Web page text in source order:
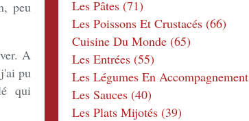
peu
A
pu
qui
Les Pâtes (71)
Les Poissons Et Crustacés (66)
Cuisine Du Monde (65)
Les Entrées (55)
Les Légumes En Accompagnement
Les Sauces (40)
Les Plats Mijotés (39)